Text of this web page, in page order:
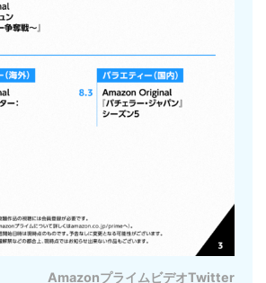
AmazonプライムビデオTwitter